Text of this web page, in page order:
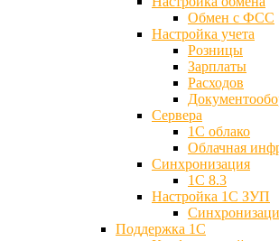
Обмен с ФСС
Настройка учета
Розницы
Зарплаты
Расходов
Сервера
1С облако
Облачная
Синхронизация
1С 8.3
Настройка 1С ЗУП
Поддержка 1С